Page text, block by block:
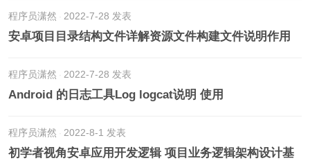
程序员潇然 2022-7-28 发表
安卓项目目录结构文件详解资源文件构建文件说明作用
程序员潇然 2022-7-28 发表
Android 的日志工具Log logcat说明 使用
程序员潇然 2022-8-1 发表
初学者视角安卓应用开发逻辑 项目业务逻辑架构设计基